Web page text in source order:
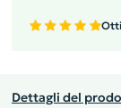
Dettagli del